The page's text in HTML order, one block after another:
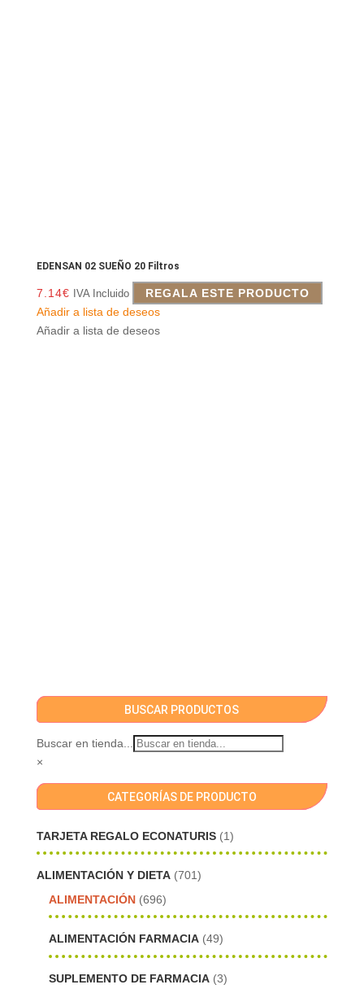
EDENSAN 02 SUEÑO 20 Filtros
7.14€ IVA Incluido
REGALA ESTE PRODUCTO
Añadir a lista de deseos
Añadir a lista de deseos
BUSCAR PRODUCTOS
Buscar en tienda...
×
CATEGORÍAS DE PRODUCTO
TARJETA REGALO ECONATURIS (1)
ALIMENTACIÓN Y DIETA (701)
ALIMENTACIÓN (696)
ALIMENTACIÓN FARMACIA (49)
SUPLEMENTO DE FARMACIA (3)